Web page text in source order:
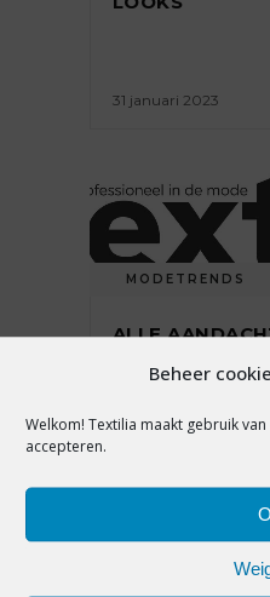
Beheer
Welkom! Textilia maakt gebruik
accepteren.
31 januari 2023
MODETRENDS
ALLE
COUTURE